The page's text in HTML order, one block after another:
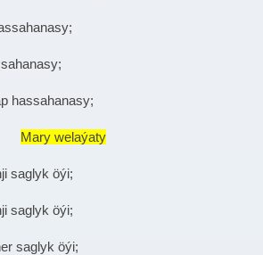
hassahanasy;
Mary welaýaty
saglyk öýi;
saglyk öýi;
saglyk öýi;